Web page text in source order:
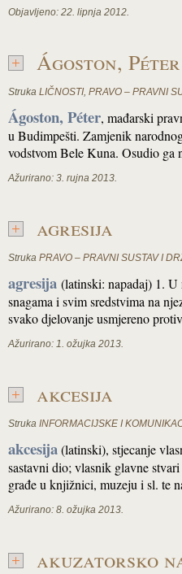
Objavljeno: 22. lipnja 2012.
Ágoston, Péter
Struka LIČNOSTI, PRAVO – PRAVNI
Ágoston, Péter, mađarski
u Budimpešti. Zamjenik
vodstvom Bele Kuna. Osudio
Ažurirano: 3. rujna 2013.
agresija
Struka PRAVO – PRAVNI SUSTAV I
agresija (latinski: napadaj) 1. U
snagama i svim sredstvima na
svako djelovanje usmjereno
Ažurirano: 1. ožujka 2013.
akcesija
Struka INFORMACIJSKE I
akcesija(latinski), stjecanje
sastavni dio; vlasnik glavne
građe u knjižnici, muzeju i sl. te
Ažurirano: 8. ožujka 2013.
akuzatorsko